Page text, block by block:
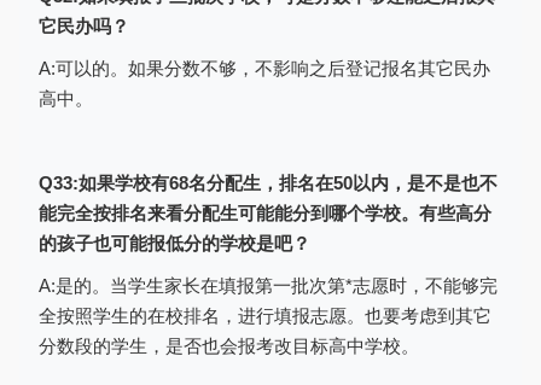
看详情”即可进入考生志愿信息查看界面，如
下图：
它民办吗？
A:可以的。如果分数不够，不影响之后登记报名其它民办
高中。
Q33:如果学校有68名分配生，排名在50以内，是不是也不
能完全按排名来看分配生可能能分到哪个学校。有些高分
的孩子也可能报低分的学校是吧？
A:是的。当学生家长在填报第一批次第*志愿时，不能够完
全按照学生的在校排名，进行填报志愿。也要考虑到其它
分数段的学生，是否也会报考改目标高中学校。